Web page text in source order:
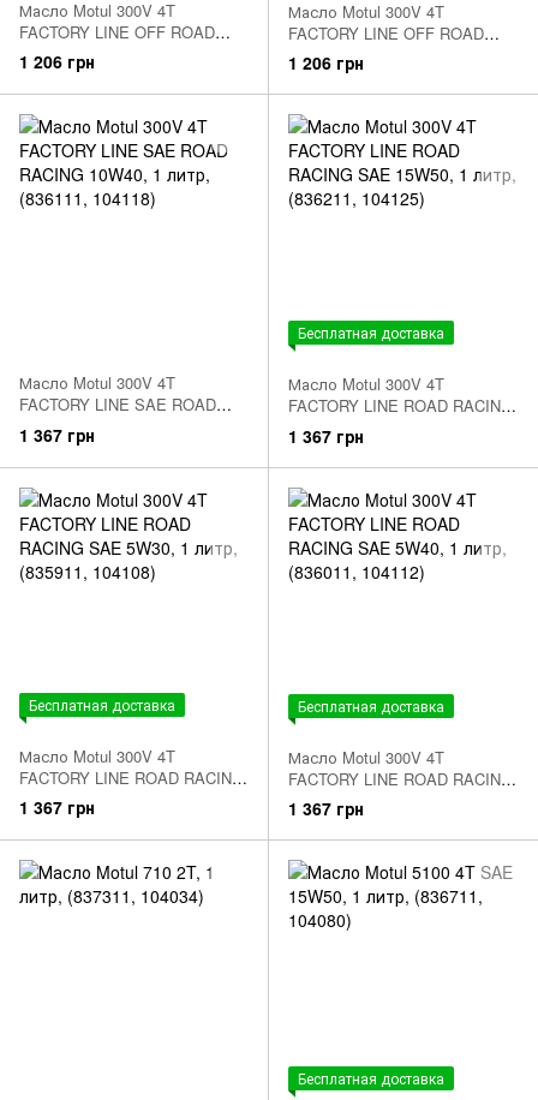
Масло Motul 300V 4T
FACTORY LINE OFF ROAD
SAE 15W60, 1 литр, (845711,
104137)
1 206 грн
Масло Motul 300V 4T
FACTORY LINE OFF ROAD
SAE 5W40, 1 литр, (845611,
104134)
1 206 грн
Масло Motul 300V 4T
FACTORY LINE SAE ROAD
RACING 10W40, 1 литр,
(836111, 104118)
1 367 грн
Бесплатная доставка
Масло Motul 300V 4T
FACTORY LINE ROAD RACING
SAE 15W50, 1 литр, (836211,
104125)
1 367 грн
Бесплатная доставка
Масло Motul 300V 4T
FACTORY LINE ROAD RACING
SAE 5W30, 1 литр, (835911,
104108)
1 367 грн
Бесплатная доставка
Масло Motul 300V 4T
FACTORY LINE ROAD RACING
SAE 5W40, 1 литр, (836011,
104112)
1 367 грн
Бесплатная доставка